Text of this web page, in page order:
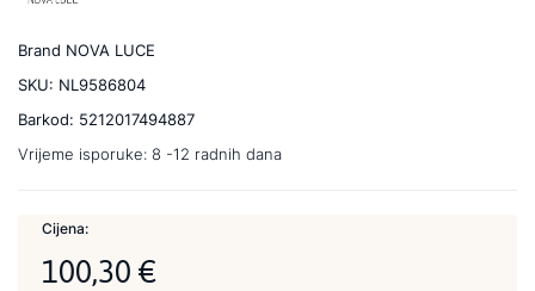
Brand NOVA LUCE
SKU: NL9586804
Barkod: 5212017494887
Vrijeme isporuke: 8 -12 radnih dana
Cijena:
100,30 €